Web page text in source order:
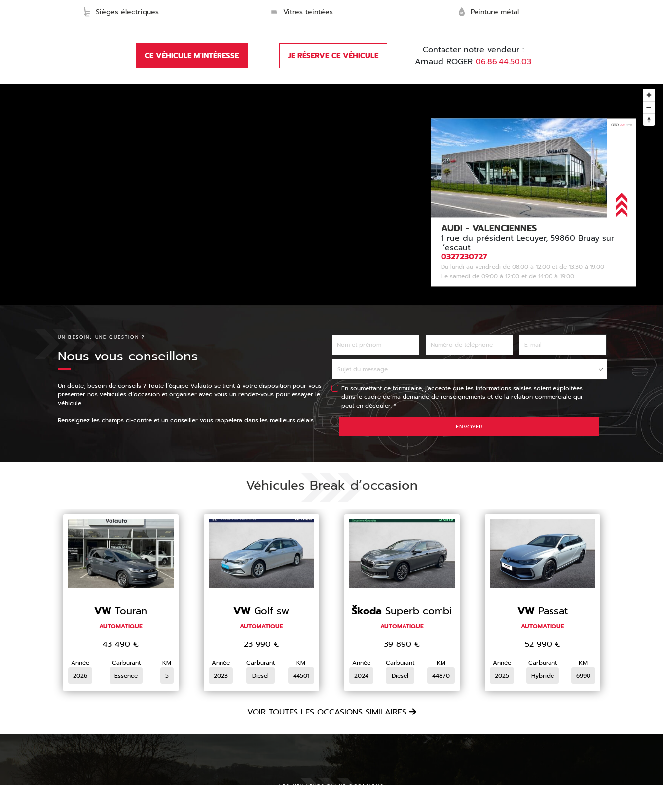
Sièges électriques
Vitres teintées
Peinture métal
CE VÉHICULE M'INTÉRESSE JE RÉSERVE CE VÉHICULE
Contacter notre vendeur :
Arnaud ROGER 06.86.44.50.03
AUDI - VALENCIENNES
1 rue du président Lecuyer, 59860 Bruay sur
l’escaut
0327230727
Du lundi au vendredi de 08:00 à 12:00 et de 13:30 à 19:00
Le samedi de 09:00 à 12:00 et de 14:00 à 19:00
UN BESOIN, UNE QUESTION ?
Nous vous conseillons
Un doute, besoin de conseils ? Toute l’équipe Valauto se tient à votre disposition pour vous
présenter nos véhicules d’occasion et organiser avec vous un rendez-vous pour essayer le
véhicule.
Renseignez les champs ci-contre et un conseiller vous rappelera dans les meilleurs délais.
En soumettant ce formulaire, j'accepte que les informations saisies soient exploitées
dans le cadre de ma demande de renseignements et de la relation commerciale qui
peut en découler. *
ENVOYER
Véhicules Break d’occasion
VW Touran
AUTOMATIQUE
43 490 €
Année
2026
Carburant
Essence
KM
5
VW Golf sw
AUTOMATIQUE
23 990 €
Année
2023
Carburant
Diesel
KM
44501
Škoda Superb combi
AUTOMATIQUE
39 890 €
Année
2024
Carburant
Diesel
KM
44870
VW Passat
AUTOMATIQUE
52 990 €
Année
2025
Carburant
Hybride
KM
6990
VOIR TOUTES LES OCCASIONS SIMILAIRES